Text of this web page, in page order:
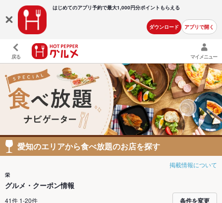
はじめてのアプリ予約で最大1,000円分ポイントもらえる
ダウンロード アプリで開く
戻る マイメニュー
愛知のエリアから食べ放題のお店を探す
掲載情報について
栄
グルメ・クーポン情報
41件 1-20件 条件を変更